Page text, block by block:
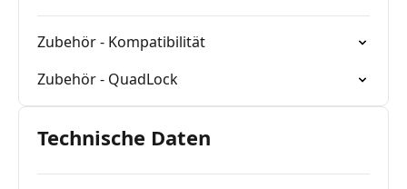
Zubehör - Kompatibilität
Zubehör - QuadLock
Technische Daten